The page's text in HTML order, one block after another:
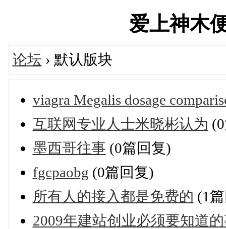
爱上神木
论坛 › 默认版块
viagra Megalis dosage
互联网专业人士米晓彬认为
墨西哥往事 (0篇回复)
fgcpaobg (0篇回复)
所有人的接入都是免费的 (1
2009年建站创业必须要知道